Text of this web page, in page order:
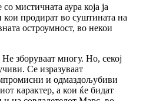
мистичната аура која ја
кои продират во суштината на
остроумност, во некои
зборуваат многу. Но, секој
Се изразуваат
и одмаздољубиви
карактер, а кои ќе бидат